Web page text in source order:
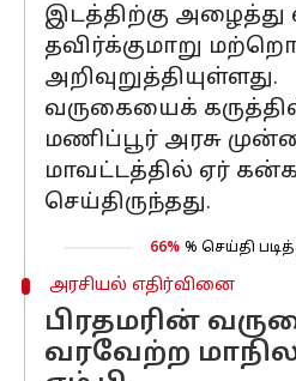
இடத்திற்கு
தவிர்க்குமாறு
அறிவுறுத்தியுள்ளது.
வருகையைக்
மணிப்பூர் அரசு
மாவட்டத்தில் ஏர்
செய்திருந்தது.
66% % செய்தி
அரசியல் எதிர்வினை
பிரதமரின்
வரவேற்ற